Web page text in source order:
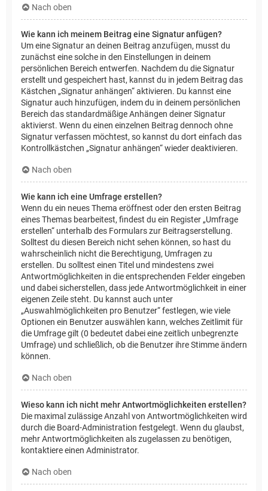
Nach oben
Wie kann ich meinem Beitrag eine Signatur anfügen?
Um eine Signatur an deinen Beitrag anzufügen, musst du
zunächst eine solche in den Einstellungen in deinem
persönlichen Bereich entwerfen. Nachdem du die Signatur
erstellt und gespeichert hast, kannst du in jedem Beitrag das
Kästchen „Signatur anhängen“ aktivieren. Du kannst eine
Signatur auch hinzufügen, indem du in deinem persönlichen
Bereich das standardmäßige Anhängen deiner Signatur
aktivierst. Wenn du einen einzelnen Beitrag dennoch ohne
Signatur verfassen möchtest, so kannst du dort einfach das
Kontrollkästchen „Signatur anhängen“ wieder deaktivieren.
Nach oben
Wie kann ich eine Umfrage erstellen?
Wenn du ein neues Thema eröffnest oder den ersten Beitrag
eines Themas bearbeitest, findest du ein Register „Umfrage
erstellen“ unterhalb des Formulars zur Beitragserstellung.
Solltest du diesen Bereich nicht sehen können, so hast du
wahrscheinlich nicht die Berechtigung, Umfragen zu
erstellen. Du solltest einen Titel und mindestens zwei
Antwortmöglichkeiten in die entsprechenden Felder eingeben
und dabei sicherstellen, dass jede Antwortmöglichkeit in einer
eigenen Zeile steht. Du kannst auch unter
„Auswahlmöglichkeiten pro Benutzer“ festlegen, wie viele
Optionen ein Benutzer auswählen kann, welches Zeitlimit für
die Umfrage gilt (0 bedeutet dabei eine zeitlich unbegrenzte
Umfrage) und schließlich, ob die Benutzer ihre Stimme ändern
können.
Nach oben
Wieso kann ich nicht mehr Antwortmöglichkeiten erstellen?
Die maximal zulässige Anzahl von Antwortmöglichkeiten wird
durch die Board-Administration festgelegt. Wenn du glaubst,
mehr Antwortmöglichkeiten als zugelassen zu benötigen,
kontaktiere einen Administrator.
Nach oben